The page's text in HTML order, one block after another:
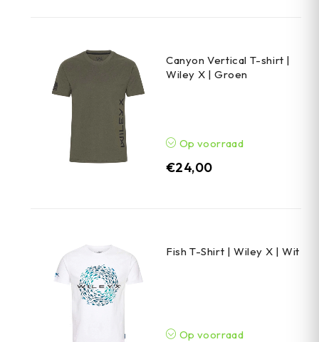
Canyon Vertical T-shirt |
Wiley X | Groen
Op voorraad
€24,00
Fish T-Shirt | Wiley X | Wit
Op voorraad